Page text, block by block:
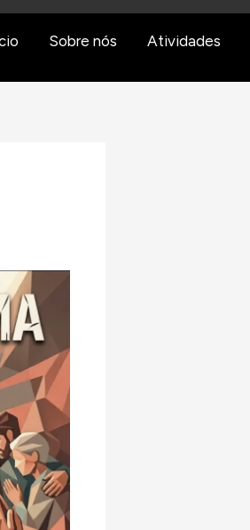
Sobre nós Atividades